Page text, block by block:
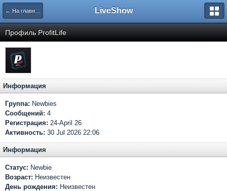
← На главную LiveShow
Профиль ProfitLife
Информация
Группа: Newbies
Сообщений: 4
Регистрация: 24-April 26
Активность: 30 Jul 2026 22:06
Информация
Статус: Newbie
Возраст: Неизвестен
День рождения: Неизвестен